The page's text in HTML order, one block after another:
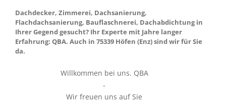
Dachdecker, Zimmerei, Dachsanierung,
Flachdachsanierung, Bauflaschnerei, Dachabdichtung in
Ihrer Gegend gesucht? Ihr Experte mit Jahre langer
Erfahrung: QBA. Auch in 75339 Höfen (Enz) sind wir für Sie
da.
Willkommen bei uns. QBA
-
Wir freuen uns auf Sie